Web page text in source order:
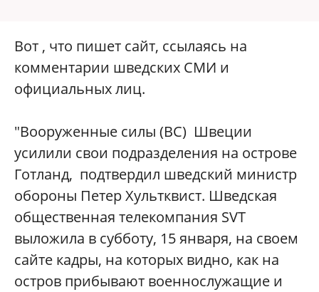
Вот , что пишет сайт, ссылаясь на
комментарии шведских СМИ и
официальных лиц.
"Вооруженные силы (ВС) Швеции
усилили свои подразделения на острове
Готланд, подтвердил шведский министр
обороны Петер Хультквист. Шведская
общественная телекомпания SVT
выложила в субботу, 15 января, на своем
сайте кадры, на которых видно, как на
остров прибывают военнослужащие и